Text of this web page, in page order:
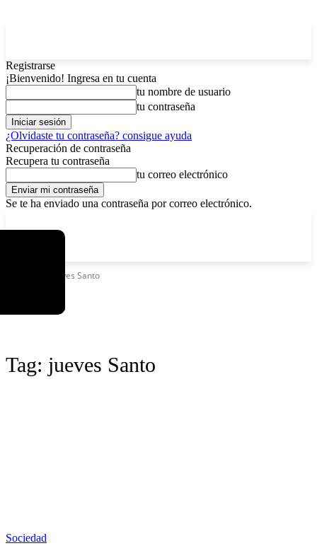
Registrarse
¡Bienvenido! Ingresa en tu cuenta
tu nombre de usuario
tu contraseña
¿Olvidaste tu contraseña? consigue ayuda
Recuperación de contraseña
Recupera tu contraseña
tu correo electrónico
Se te ha enviado una contraseña por correo electrónico.
Jueves Santo
Tag: jueves Santo
Sociedad